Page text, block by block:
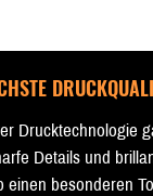
Drucktechnologie
Details und
einen besonderen